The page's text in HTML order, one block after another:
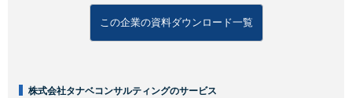
この企業の資料ダウンロード一覧
株式会社タナベコンサルティングのサービス